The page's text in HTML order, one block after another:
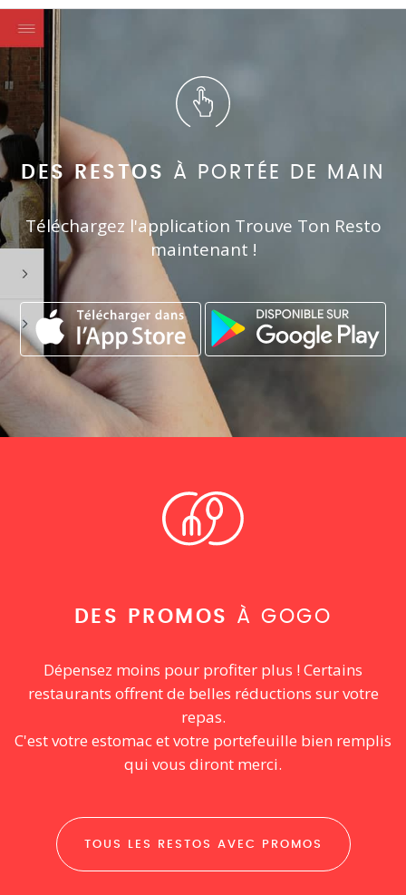
DES RESTOS À PORTÉE DE MAIN
Téléchargez l'application Trouve Ton Resto
maintenant !
DES PROMOS À GOGO
Dépensez moins pour profiter plus ! Certains
restaurants offrent de belles réductions sur votre
repas.
C'est votre estomac et votre portefeuille bien remplis
qui vous diront merci.
TOUS LES RESTOS AVEC PROMOS